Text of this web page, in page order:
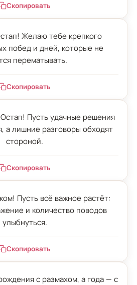
Скопировать
Желаю тебе крепкого
побед и дней, которые не
перематывать.
Скопировать
Пусть удачные решения
а лишние разговоры обходят
стороной.
Скопировать
Пусть всё важное растёт:
и количество поводов
улыбнуться.
Скопировать
с размахом, а года — с